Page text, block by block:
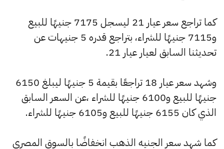
كما تراجع سعر عيار 21 ليسجل 7175 جنيهًا للبيع
و7115 جنيهًا للشراء، بتراجع قدره 5 جنيهات عن
تحديثنا السابق لعيار عيار 21.
وشهد سعر عيار 18 تراجعًا بقيمة 5 جنيهًا ليبلغ 6150
جنيهًا للبيع و6100 جنيهًا للشراء ،عن السعر السابق
الذي كان 6155 جنيهًا للبيع و6105 جنيهًا للشراء.
كما شهد سعر الجنيه الذهب انخفاضًا بالسوق المصري